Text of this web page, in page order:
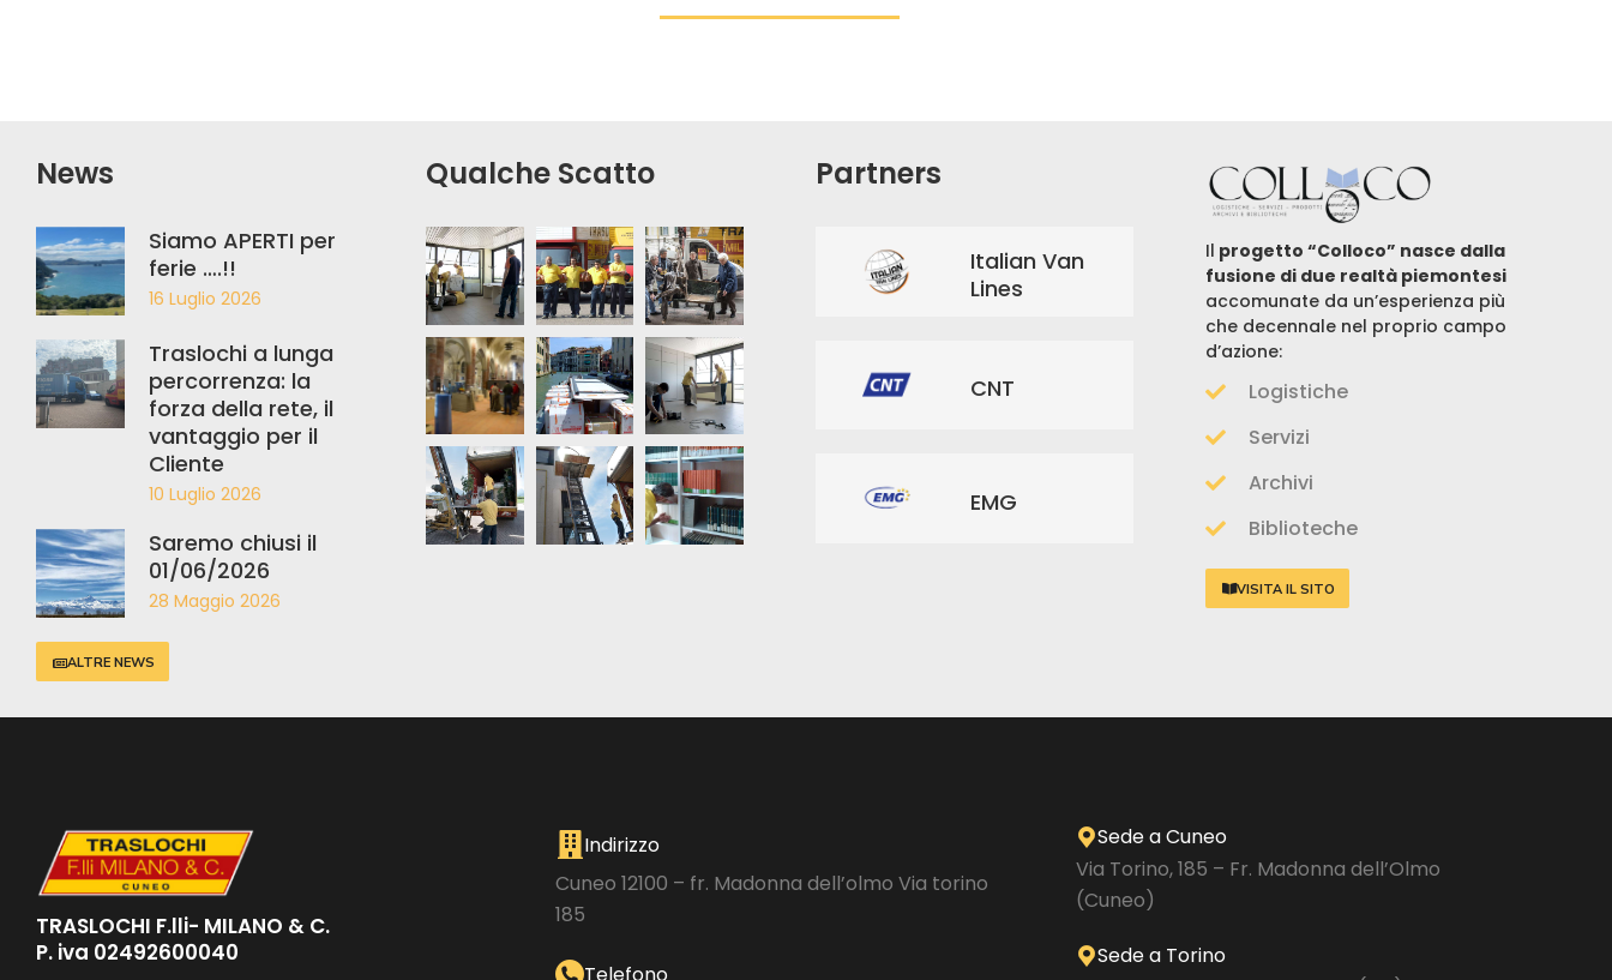
News
Siamo APERTI per
ferie ….!!
16 Luglio 2026
Traslochi a lunga
percorrenza: la
forza della rete, il
vantaggio per il
Cliente
10 Luglio 2026
Saremo chiusi il
01/06/2026
28 Maggio 2026
ALTRE NEWS
Qualche Scatto Partners
Italian Van
Lines
CNT
EMG
Il progetto “Colloco” nasce dalla
fusione di due realtà piemontesi
accomunate da un’esperienza più
che decennale nel proprio campo
d’azione:
Logistiche
Servizi
Archivi
Biblioteche
VISITA IL SITO
TRASLOCHI F.lli- MILANO & C.
P. iva 02492600040
Indirizzo
Cuneo 12100 – fr. Madonna dell’olmo Via torino
185
Telefono
Sede a Cuneo
Via Torino, 185 – Fr. Madonna dell’Olmo
(Cuneo)
Sede a Torino